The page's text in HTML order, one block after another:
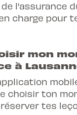
l'assurance
charge pour
mon
à
choisir ton
tes